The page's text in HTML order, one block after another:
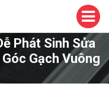
Phát Sinh Sửa
Gạch Vuông